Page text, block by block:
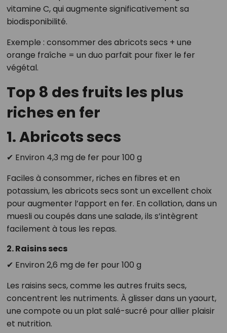
vitamine C, qui augmente significativement sa
biodisponibilité.
Exemple : consommer des abricots secs + une
orange fraîche = un duo parfait pour fixer le fer
végétal.
Top 8 des fruits les plus
riches en fer
1. Abricots secs
✔ Environ 4,3 mg de fer pour 100 g
Faciles à consommer, riches en fibres et en
potassium, les abricots secs sont un excellent choix
pour augmenter l’apport en fer. En collation, dans un
muesli ou coupés dans une salade, ils s’intègrent
facilement à tous les repas.
2. Raisins secs
✔ Environ 2,6 mg de fer pour 100 g
Les raisins secs, comme les autres fruits secs,
concentrent les nutriments. À glisser dans un yaourt,
une compote ou un plat salé-sucré pour allier plaisir
et nutrition.